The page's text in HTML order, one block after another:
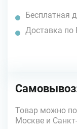
Бесплатная
Доставка по
Товар можно
Москве и